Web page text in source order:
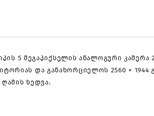
5 მეგაპიქსელის ანალოგური
და განახორციელოს 2560 ×
ხედვა.